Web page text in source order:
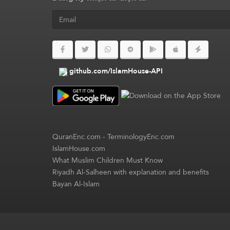
github.com/IslamHouse-API
QuranEnc.com-TerminologyEnc.com
IslamHouse.com
What Muslim Children Must Know
Riyadh Al-Salheen with explanation and benefits
Bayan Al-Islam